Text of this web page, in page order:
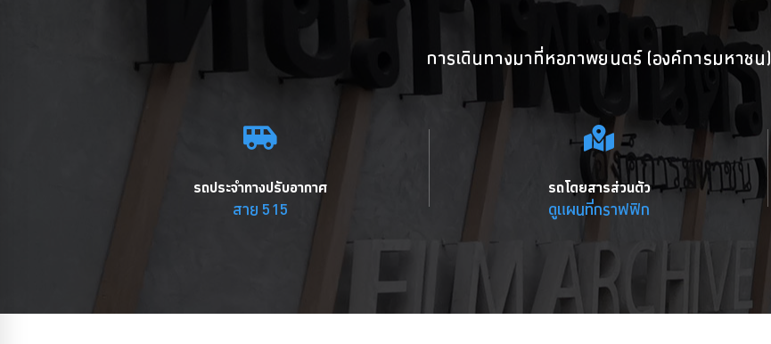
การเดินทางมาที่หอภาพยนตร์ (องค์การมหาชน)
รถประจำทางปรับอากาศ
สาย 515
รถโดยสารส่วนตัว
ดูแผนที่กราฟฟิก